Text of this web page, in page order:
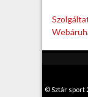
© Sztár sport